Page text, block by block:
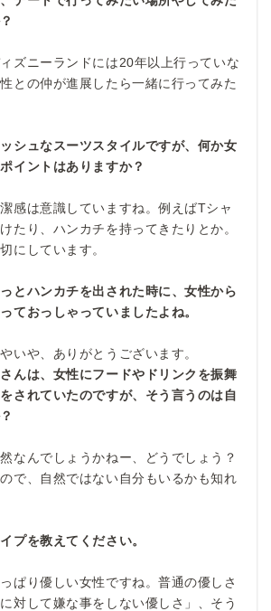
ズニーランドには20年以上行っていな
との仲が進展したら一緒に行ってみた
シュなスーツスタイルですが、何か女
イントはありますか？
感は意識していますね。例えばTシャ
たり、ハンカチを持ってきたりとか。
にしています。
とハンカチを出された時に、女性から
ておっしゃっていましたよね。
いや、ありがとうございます。
んは、女性にフードやドリンクを振舞
されていたのですが、そう言うのは自
なんでしょうかねー、どうでしょう？
で、自然ではない自分もいるかも知れ
プを教えてください。
ぱり優しい女性ですね。普通の優しさ
対して嫌な事をしない優しさ」、そう